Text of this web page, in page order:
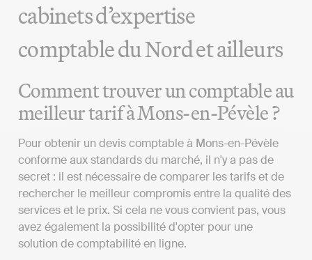
cabinets d’expertise
comptable du Nord et ailleurs
Comment trouver un comptable au
meilleur tarif à Mons-en-Pévèle ?
Pour obtenir un devis comptable à Mons-en-Pévèle
conforme aux standards du marché, il n'y a pas de
secret : il est nécessaire de comparer les tarifs et de
rechercher le meilleur compromis entre la qualité des
services et le prix. Si cela ne vous convient pas, vous
avez également la possibilité d'opter pour une
solution de comptabilité en ligne.